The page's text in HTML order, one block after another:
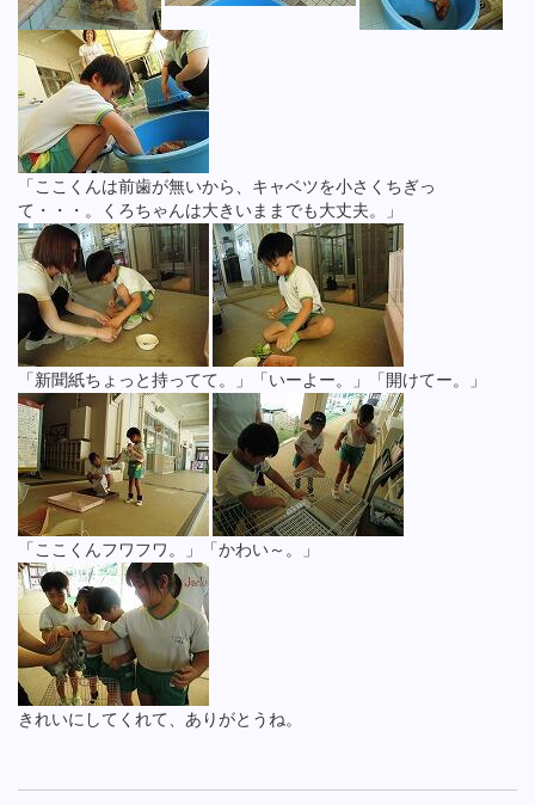
「ここくんは前歯が無いから、キャベツを小さくちぎっ
て・・・。くろちゃんは大きいままでも大丈夫。」
「新聞紙ちょっと持ってて。」「いーよー。」「開けてー。」
「ここくんフワフワ。」「かわい～。」
きれいにしてくれて、ありがとうね。